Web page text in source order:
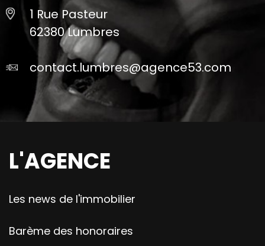
1 Rue Pasteur
62380 Lumbres
contact.lumbres@agence53.com
L'AGENCE
Les news de l'immobilier
Barème des honoraires